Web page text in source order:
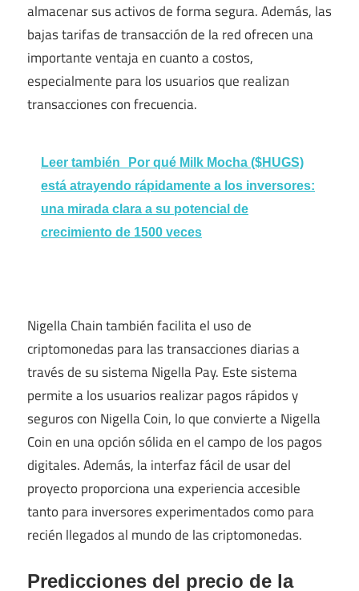
almacenar sus activos de forma segura. Además, las
bajas tarifas de transacción de la red ofrecen una
importante ventaja en cuanto a costos,
especialmente para los usuarios que realizan
transacciones con frecuencia.
Leer también
Por qué Milk Mocha ($HUGS)
está atrayendo rápidamente a los inversores:
una mirada clara a su potencial de
crecimiento de 1500 veces
Nigella Chain también facilita el uso de
criptomonedas para las transacciones diarias a
través de su sistema Nigella Pay. Este sistema
permite a los usuarios realizar pagos rápidos y
seguros con Nigella Coin, lo que convierte a Nigella
Coin en una opción sólida en el campo de los pagos
digitales. Además, la interfaz fácil de usar del
proyecto proporciona una experiencia accesible
tanto para inversores experimentados como para
recién llegados al mundo de las criptomonedas.
Predicciones del precio de la